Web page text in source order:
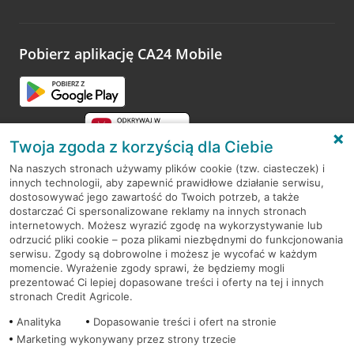
opinie.
Pobierz aplikację CA24 Mobile
RODO
Regulamin serwisu
Mapa serwisu
PolitykaCookies
Twoja zgoda z korzyścią dla Ciebie
Na naszych stronach używamy plików cookie (tzw. ciasteczek) i
innych technologii, aby zapewnić prawidłowe działanie serwisu,
dostosowywać jego zawartość do Twoich potrzeb, a także
dostarczać Ci spersonalizowane reklamy na innych stronach
internetowych. Możesz wyrazić zgodę na wykorzystywanie lub
odrzucić pliki cookie – poza plikami niezbędnymi do funkcjonowania
serwisu. Zgody są dobrowolne i możesz je wycofać w każdym
momencie. Wyrażenie zgody sprawi, że będziemy mogli
prezentować Ci lepiej dopasowane treści i oferty na tej i innych
stronach Credit Agricole.
Analityka
Dopasowanie treści i ofert na stronie
Marketing wykonywany przez strony trzecie